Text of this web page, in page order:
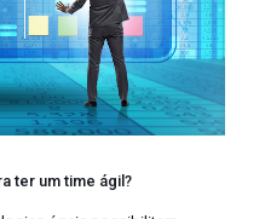
ter um time ágil?